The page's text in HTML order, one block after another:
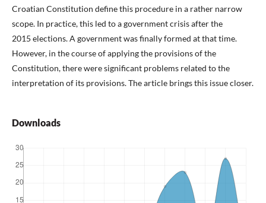
Croatian Constitution define this procedure in a rather narrow
scope. In practice, this led to a government crisis after the
2015 elections. A government was finally formed at that time.
However, in the course of applying the provisions of the
Constitution, there were significant problems related to the
interpretation of its provisions. The article brings this issue closer.
Downloads